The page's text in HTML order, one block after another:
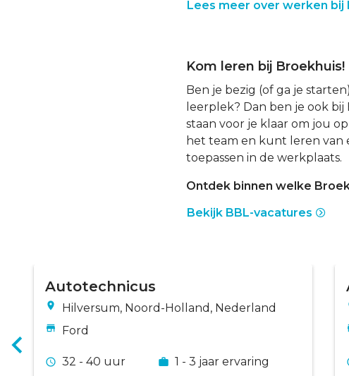
Lees meer over werken bij
Kom leren bij Broekhuis!
Ben je bezig (of ga je
leerplek? Dan ben je ook
staan voor je klaar om jou
het team en kunt leren van
toepassen in de werkplaats.
Ontdek binnen welke
Bekijk BBL-vacatures
Autotechnicus
Hilversum, Noord-Holland, Nederland
Ford
32 - 40 uur 1 - 3 jaar ervaring